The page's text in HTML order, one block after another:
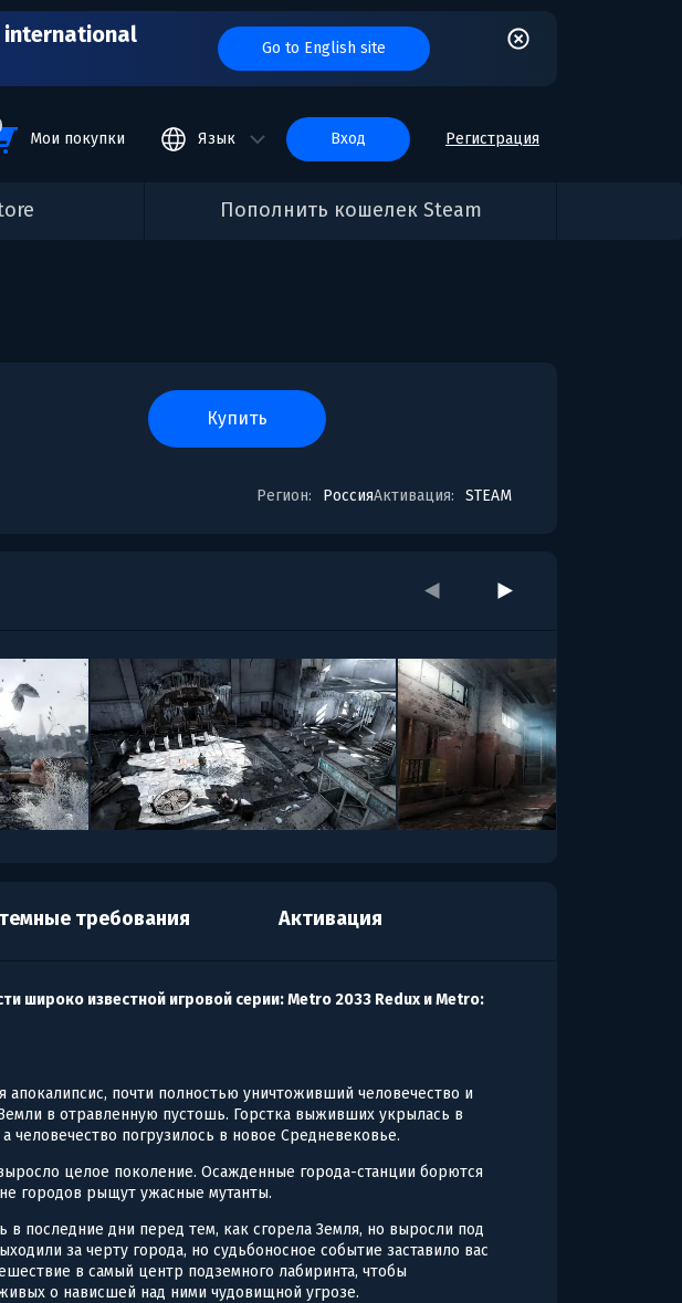
international
Go to English site
Мои покупки Язык вход Регистрация
Пополнить кошелек Steam
купить
Регион: РоссияАктивация: STEAM
требования Активация
широко известной игровой серии: Metro 2033 Redux и Metro:
апокалипсис, почти полностью уничтоживший человечество и
в отравленную пустошь. Горстка выживших укрылась в
человечество погрузилось в новое Средневековье.
целое поколение. Осажденные города-станции борются
городов рыщут ужасные мутанты.
в последние дни перед тем, как сгорела Земля, но выросли под
за черту города, но судьбоносное событие заставило вас
в самый центр подземного лабиринта, чтобы
о нависшей над ними чудовищной угрозе.